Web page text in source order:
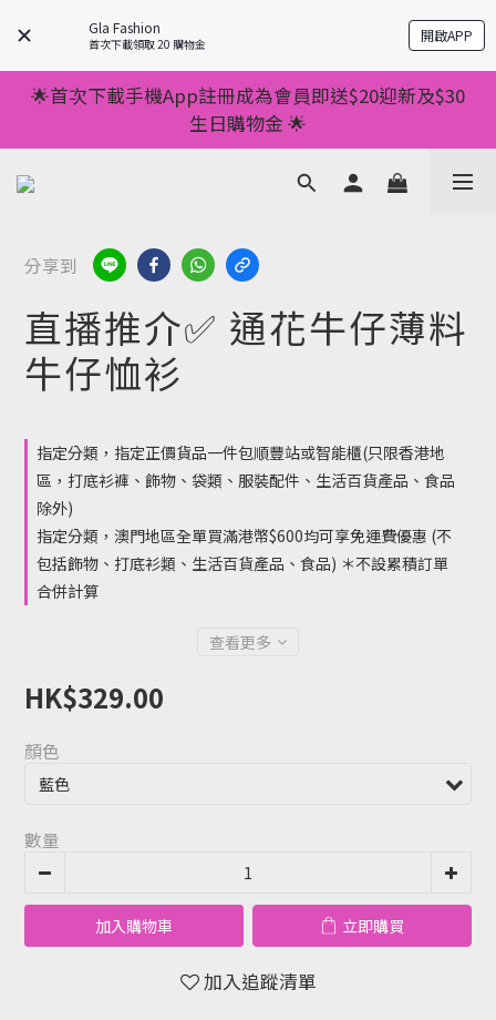
Gla Fashion
首次下載領取 20 購物金 開啟APP
💥正價服裝滿減優惠💥 ✅一件起包順豐 ✅第二件起減
$20 ✅第三件減$40    如此類推⬆不設上限
💥正價服裝滿減優惠💥 ✅一件起包順豐 ✅第二件起減
$20 ✅第三件減$40    如此類推⬆不設上限
🌟首次下載手機App註冊成為會員即送$20迎新及$30
生日購物金 🌟
🌟手機App消費儲積分當購物金用🌟消費1元有1分 🌟
累積滿100分可當1元使用🌟
💥正價服裝滿減優惠💥 ✅一件起包順豐 ✅第二件起減
$20 ✅第三件減$40    如此類推⬆不設上限
分享到
直播推介✅️ 通花牛仔薄料
牛仔恤衫
指定分類，指定正價貨品一件包順豐站或智能櫃(只限香港地
區，打底衫褲、飾物、袋類、服裝配件、生活百貨產品、食品
除外)
指定分類，澳門地區全單買滿港幣$600均可享免運費優惠 (不
包括飾物、打底衫類、生活百貨產品、食品) ＊不設累積訂單
合併計算
查看更多
HK$329.00
顏色
數量
加入購物車 立即購買
加入追蹤清單